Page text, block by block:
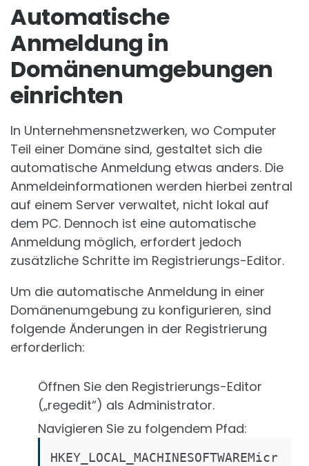
Automatische
Anmeldung in
Domänenumgebungen
einrichten
In Unternehmensnetzwerken, wo Computer
Teil einer Domäne sind, gestaltet sich die
automatische Anmeldung etwas anders. Die
Anmeldeinformationen werden hierbei zentral
auf einem Server verwaltet, nicht lokal auf
dem PC. Dennoch ist eine automatische
Anmeldung möglich, erfordert jedoch
zusätzliche Schritte im Registrierungs-Editor.
Um die automatische Anmeldung in einer
Domänenumgebung zu konfigurieren, sind
folgende Änderungen in der Registrierung
erforderlich:
Öffnen Sie den Registrierungs-Editor
(„regedit“) als Administrator.
Navigieren Sie zu folgendem Pfad:
HKEY_LOCAL_MACHINESOFTWAREMicr